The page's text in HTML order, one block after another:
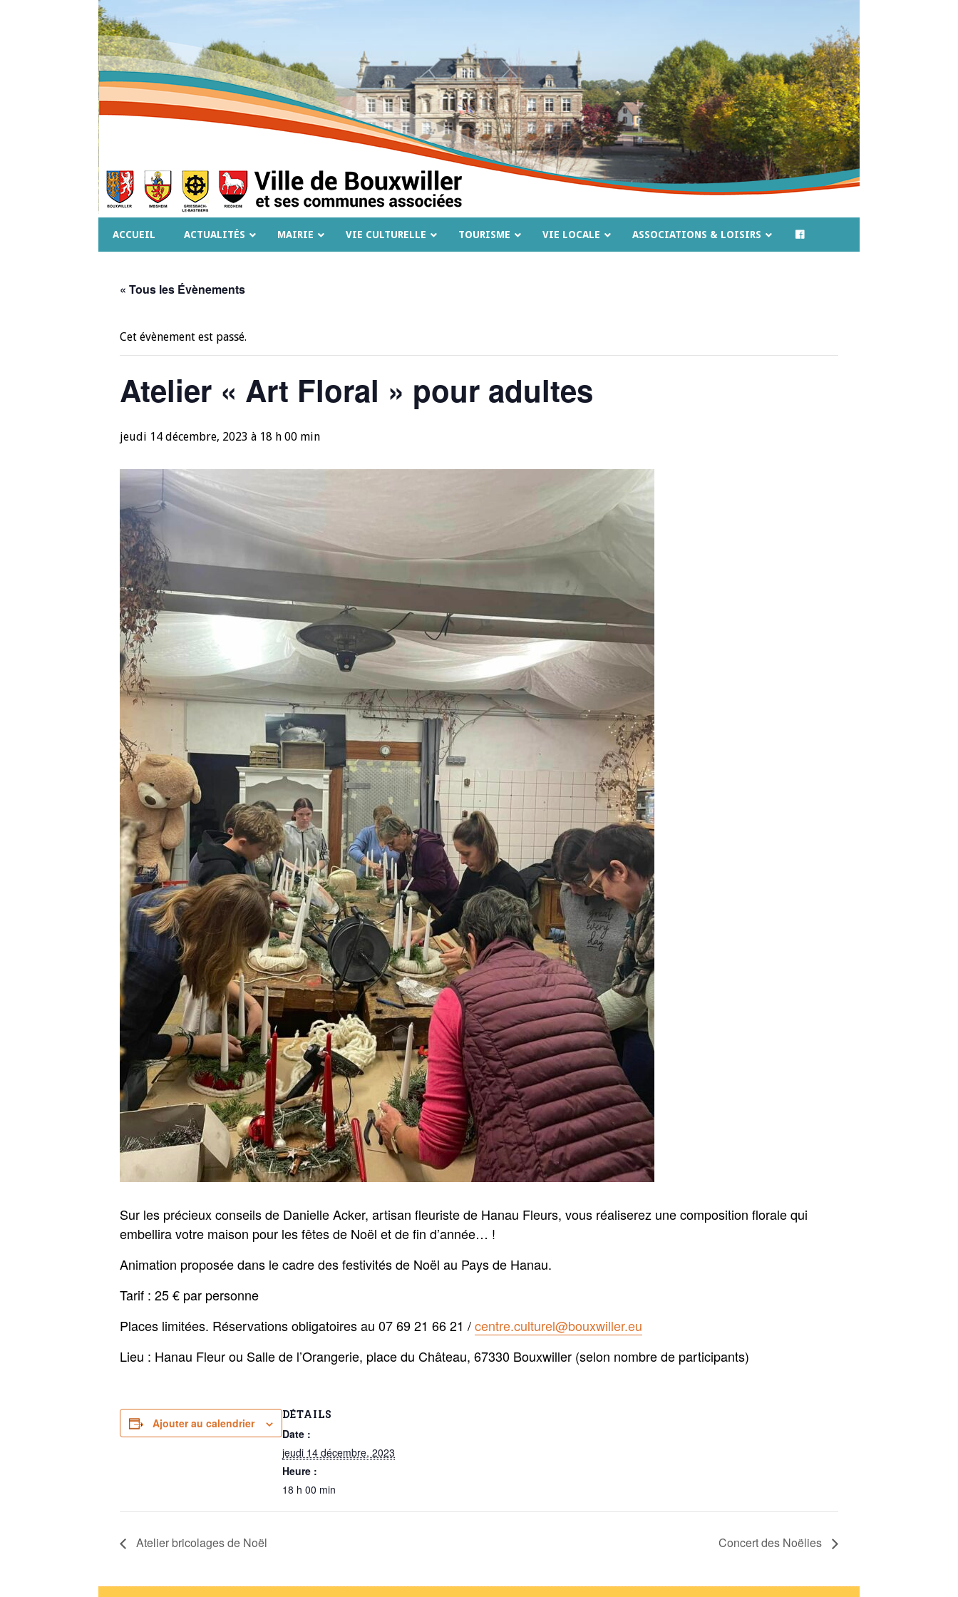
ACCUEIL ACTUALITÉS MAIRIE VIE CULTURELLE TOURISME VIE LOCALE ASSOCIATIONS & LOISIRS
« Tous les Évènements
Cet évènement est passé.
Atelier « Art Floral » pour adultes
jeudi 14 décembre, 2023 à 18 h 00 min
Sur les précieux conseils de Danielle Acker, artisan fleuriste de Hanau Fleurs, vous réaliserez une composition florale qui
embellira votre maison pour les fêtes de Noël et de fin d’année… !
Animation proposée dans le cadre des festivités de Noël au Pays de Hanau.
Tarif : 25 € par personne
Places limitées. Réservations obligatoires au 07 69 21 66 21 /centre.culturel@bouxwiller.eu
Lieu : Hanau Fleur ou Salle de l’Orangerie, place du Château, 67330 Bouxwiller (selon nombre de participants)
Ajouter au calendrier
DÉTAILS
Date :
jeudi 14 décembre, 2023
Heure :
18 h 00 min
Atelier bricolages de Noël Concert des Noëlies